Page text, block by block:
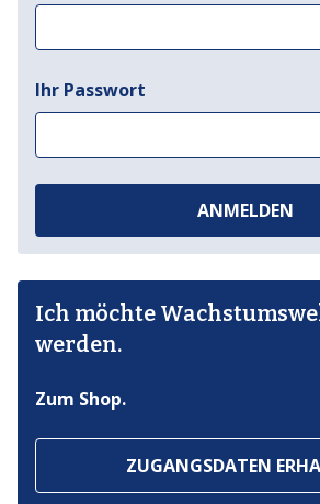
Ihr Passwort
ANMELDEN
Ich möchte
werden.
Zum Shop.
ZUGANGSDATEN